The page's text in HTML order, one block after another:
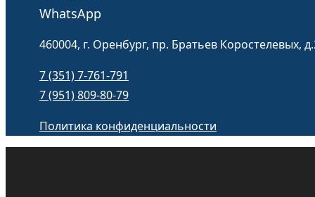
WhatsApp
460004, г. Оренбург, пр. Братьев Коростелевых,
7 (351) 7-761-791
7 (951) 809-80-79
Политика конфиденциальности